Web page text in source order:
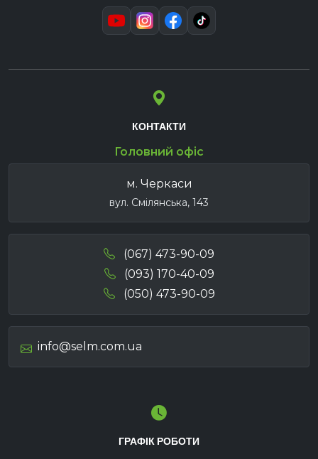
КОНТАКТИ
Головний офіс
м. Черкаси
вул. Смілянська, 143
(067) 473-90-09
(093) 170-40-09
(050) 473-90-09
info@selm.com.ua
ГРАФІК РОБОТИ